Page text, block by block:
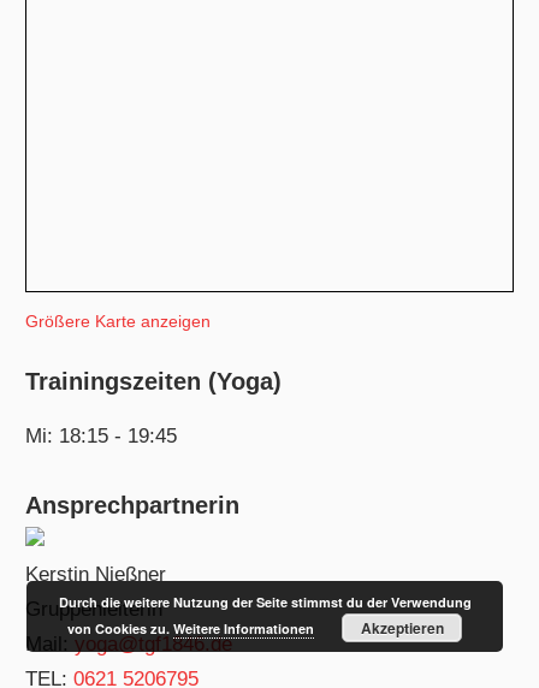
Größere Karte anzeigen
Trainingszeiten (Yoga)
Mi: 18:15 - 19:45
Ansprechpartnerin
Kerstin Nießner
Gruppenleiterin
Mail:yoga@tgf1846.de
TEL:0621 5206795
Durch die weitere Nutzung der Seite stimmst du der Verwendung
von Cookies zu.Weitere Informationen Akzeptieren